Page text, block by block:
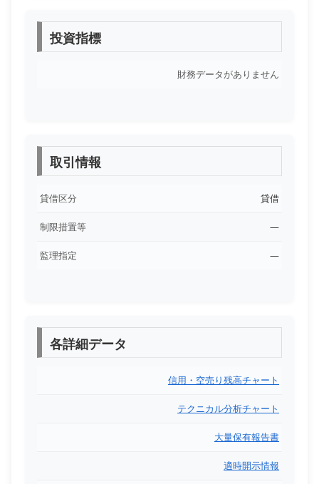
投資指標
財務データがありません
取引情報
貸借区分 貸借
制限措置等 ―
監理指定 ―
各詳細データ
信用・空売り残高チャート
テクニカル分析チャート
大量保有報告書
適時開示情報